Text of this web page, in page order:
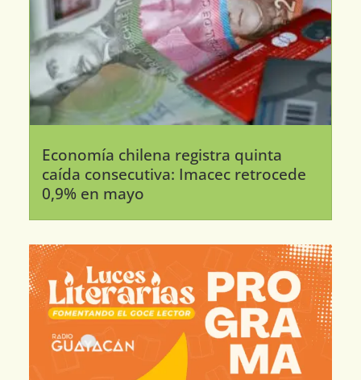
Economía chilena registra quinta
caída consecutiva: Imacec retrocede
0,9% en mayo